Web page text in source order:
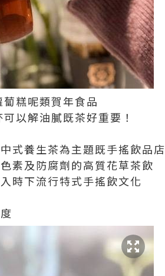
蔔糕呢類賀年食品
可以解油膩既茶好重要 ！
式養生茶為主題既手搖飲品店
素及防腐劑的高質花草茶飲
時下流行特式手搖飲文化